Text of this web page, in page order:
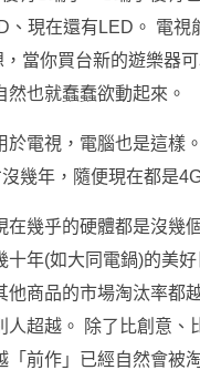
、現在還有LED。 電視
，當你買台新的遊樂器
然也就蠢蠢欲動起來。
於電視，電腦也是這樣
幾年，隨便現在都是
在幾乎的硬體都是沒幾
十年(如大同電鍋)的美
他商品的市場淘汰率都
人超越。 除了比創意、
「前作」已經自然會被